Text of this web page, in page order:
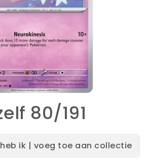
80/191
ik | voeg toe aan collectie